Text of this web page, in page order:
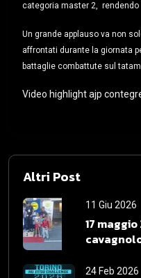
categoria master 2,
Un grande applauso va non
affrontati durante la giornata
battaglie combattute sul
Video highlight ajp
Altri Post
11 Giu 2026
17
24 Feb 2026